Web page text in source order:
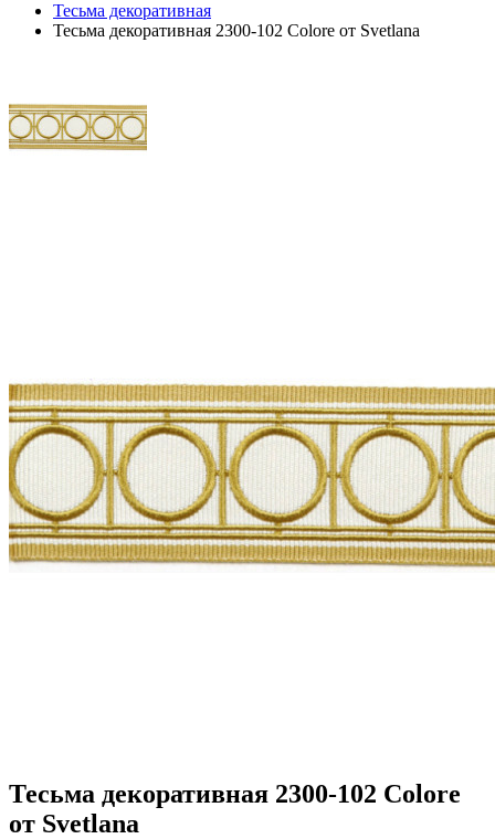
Тесьма декоративная
Тесьма декоративная 2300-102 Colore от Svetlana
Тесьма декоративная 2300-102 Colore
от Svetlana